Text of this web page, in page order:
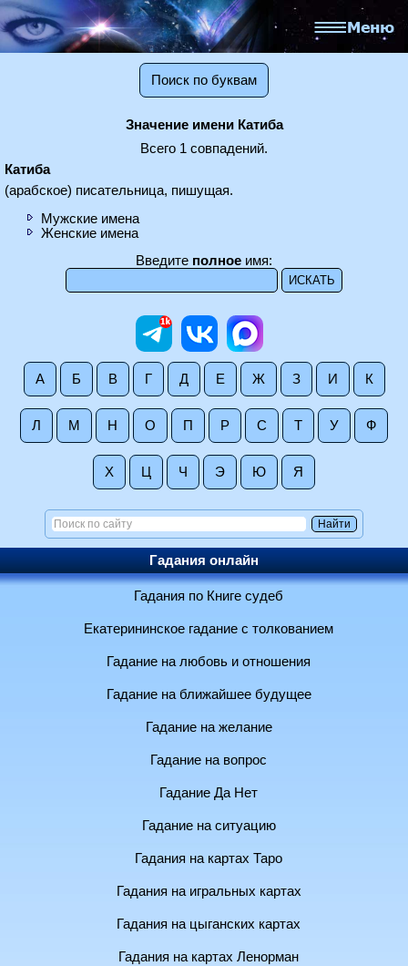
Поиск по буквам
Значение имени Катиба
Всего 1 совпадений.
Катиба
(арабское) писательница, пишущая.
Мужские имена
Женские имена
Введите полное имя:
А Б В Г Д Е Ж З И К
Л М Н О П Р С Т У Ф
Х Ц Ч Э Ю Я
Гадания онлайн
Гадания по Книге судеб
Екатерининское гадание с толкованием
Гадание на любовь и отношения
Гадание на ближайшее будущее
Гадание на желание
Гадание на вопрос
Гадание Да Нет
Гадание на ситуацию
Гадания на картах Таро
Гадания на игральных картах
Гадания на цыганских картах
Гадания на картах Ленорман